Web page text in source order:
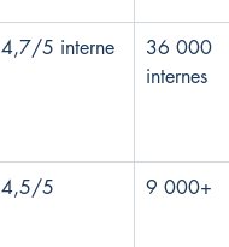
4,7/5 interne
36 000
internes
4,5/5 9 000+